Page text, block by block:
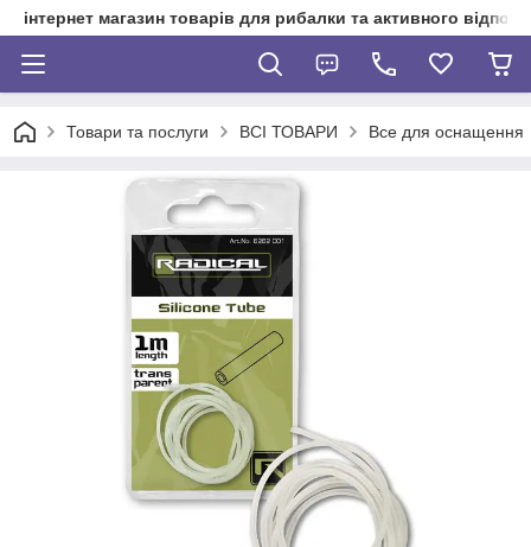
інтернет магазин товарів для рибалки та активного
Товари та послуги ВСІ ТОВАРИ Все для оснащення